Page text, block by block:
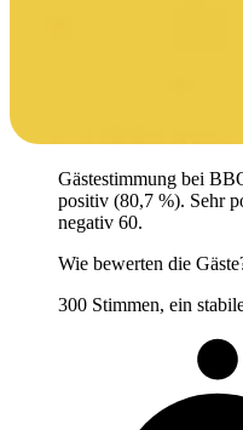
Gästestimmung bei
positiv (80,7 %). Sehr
negativ 60.
Wie bewerten die
300 Stimmen, ein